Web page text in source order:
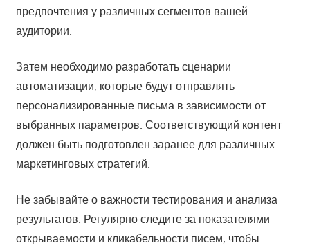
предпочтения у различных сегментов вашей
аудитории.
Затем необходимо разработать сценарии
автоматизации, которые будут отправлять
персонализированные письма в зависимости от
выбранных параметров. Соответствующий контент
должен быть подготовлен заранее для различных
маркетинговых стратегий.
Не забывайте о важности тестирования и анализа
результатов. Регулярно следите за показателями
открываемости и кликабельности писем, чтобы